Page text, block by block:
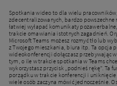
Spotkania wideo to dla wielu pracowników,
zdecentralizowanych, bardzo
łatwiej wyłapać komunikaty
trakcie omawiania istotnych zagadnień.
Microsoft Teams możesz rozmyć tło lub
z Twojego mieszkania, biura itp. Ta opcja
wideokonferencji dołączasz przebywając
tym, o ile w trakcie spotkania w Teams
wykorzystasz przycisk „podnieś rękę”. Ta
porządku w trakcie konferencji i
wiele osób zaczyna mówić jednocześnie.